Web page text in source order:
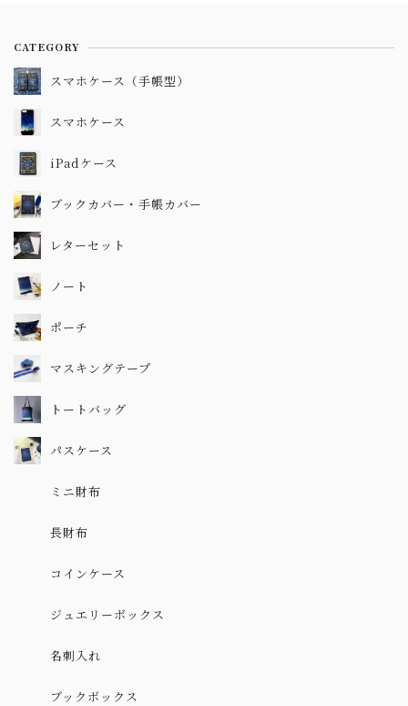
CATEGORY
スマホケース（手帳型）
スマホケース
iPadケース
ブックカバー・手帳カバー
レターセット
ノート
ポーチ
マスキングテープ
トートバッグ
パスケース
ミニ財布
長財布
コインケース
ジュエリーボックス
名刺入れ
ブックボックス